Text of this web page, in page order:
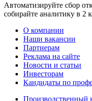
Автоматизируйте сбор
собирайте аналитику в 2
О компании
Наши вакансии
Партнерам
Реклама на сайте
Новости и статьи
Инвесторам
Кандидаты по
Производственный